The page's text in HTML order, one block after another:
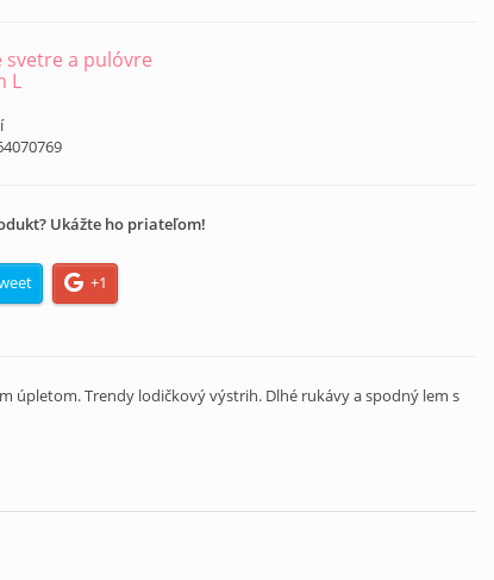
svetre a pulóvre
L
Ukážte ho priateľom!
+1
úpletom. Trendy lodičkový výstrih. Dlhé rukávy a spodný lem s